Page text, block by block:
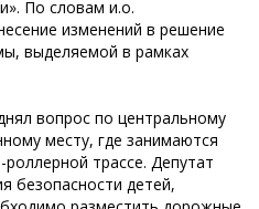
По словам и.о.
изменений в решение
выделяемой в рамках
вопрос по центральному
месту, где занимаются
трассе. Депутат
безопасности детей,